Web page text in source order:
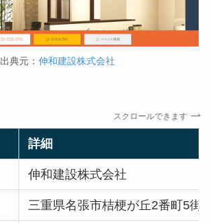
出典元： 伸和建設株式会社
スクロールできます
詳細
伸和建設株式会社
三重県名張市桔梗が丘2番町5街